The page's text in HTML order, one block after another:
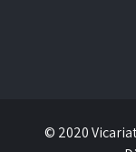
© 2020